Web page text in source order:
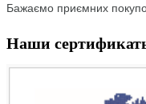
Бажаємо приємних
Наши